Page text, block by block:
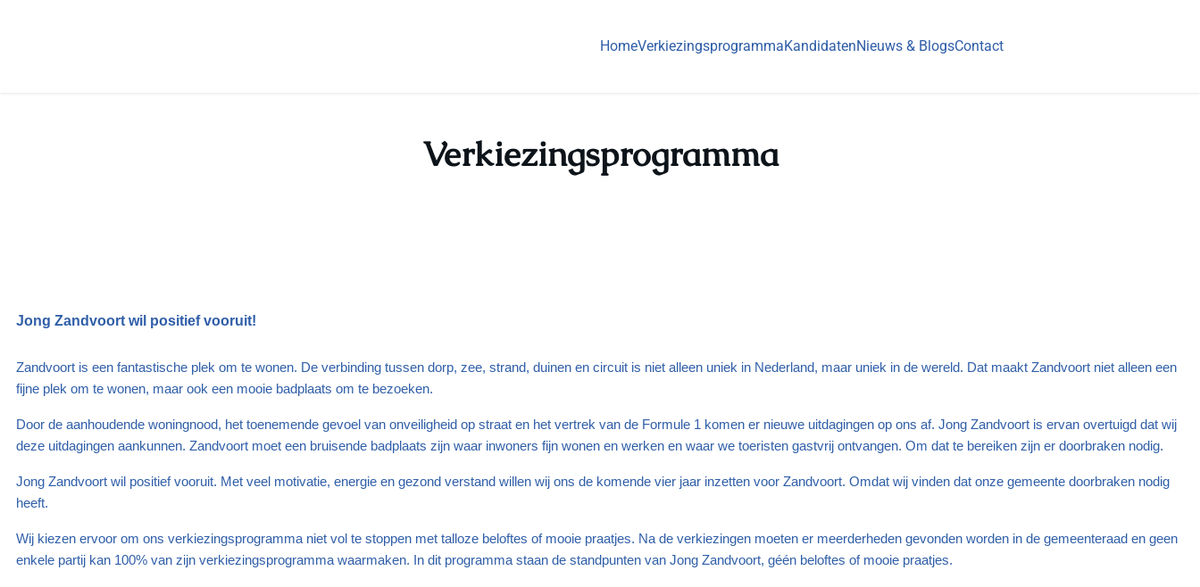
HomeVerkiezingsprogrammaKandidatenNieuws & BlogsContact
Verkiezingsprogramma
Jong Zandvoort wil positief vooruit!
Zandvoort is een fantastische plek om te wonen. De verbinding tussen dorp, zee, strand, duinen en circuit is niet alleen uniek in Nederland, maar uniek in de wereld. Dat maakt Zandvoort niet alleen een
fijne plek om te wonen, maar ook een mooie badplaats om te bezoeken.
Door de aanhoudende woningnood, het toenemende gevoel van onveiligheid op straat en het vertrek van de Formule 1 komen er nieuwe uitdagingen op ons af. Jong Zandvoort is ervan overtuigd dat wij
deze uitdagingen aankunnen. Zandvoort moet een bruisende badplaats zijn waar inwoners fijn wonen en werken en waar we toeristen gastvrij ontvangen. Om dat te bereiken zijn er doorbraken nodig.
Jong Zandvoort wil positief vooruit. Met veel motivatie, energie en gezond verstand willen wij ons de komende vier jaar inzetten voor Zandvoort. Omdat wij vinden dat onze gemeente doorbraken nodig
heeft.
Wij kiezen ervoor om ons verkiezingsprogramma niet vol te stoppen met talloze beloftes of mooie praatjes. Na de verkiezingen moeten er meerderheden gevonden worden in de gemeenteraad en geen
enkele partij kan 100% van zijn verkiezingsprogramma waarmaken. In dit programma staan de standpunten van Jong Zandvoort, géén beloftes of mooie praatjes.